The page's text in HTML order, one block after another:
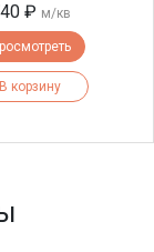
₽ м/кв
В корзину